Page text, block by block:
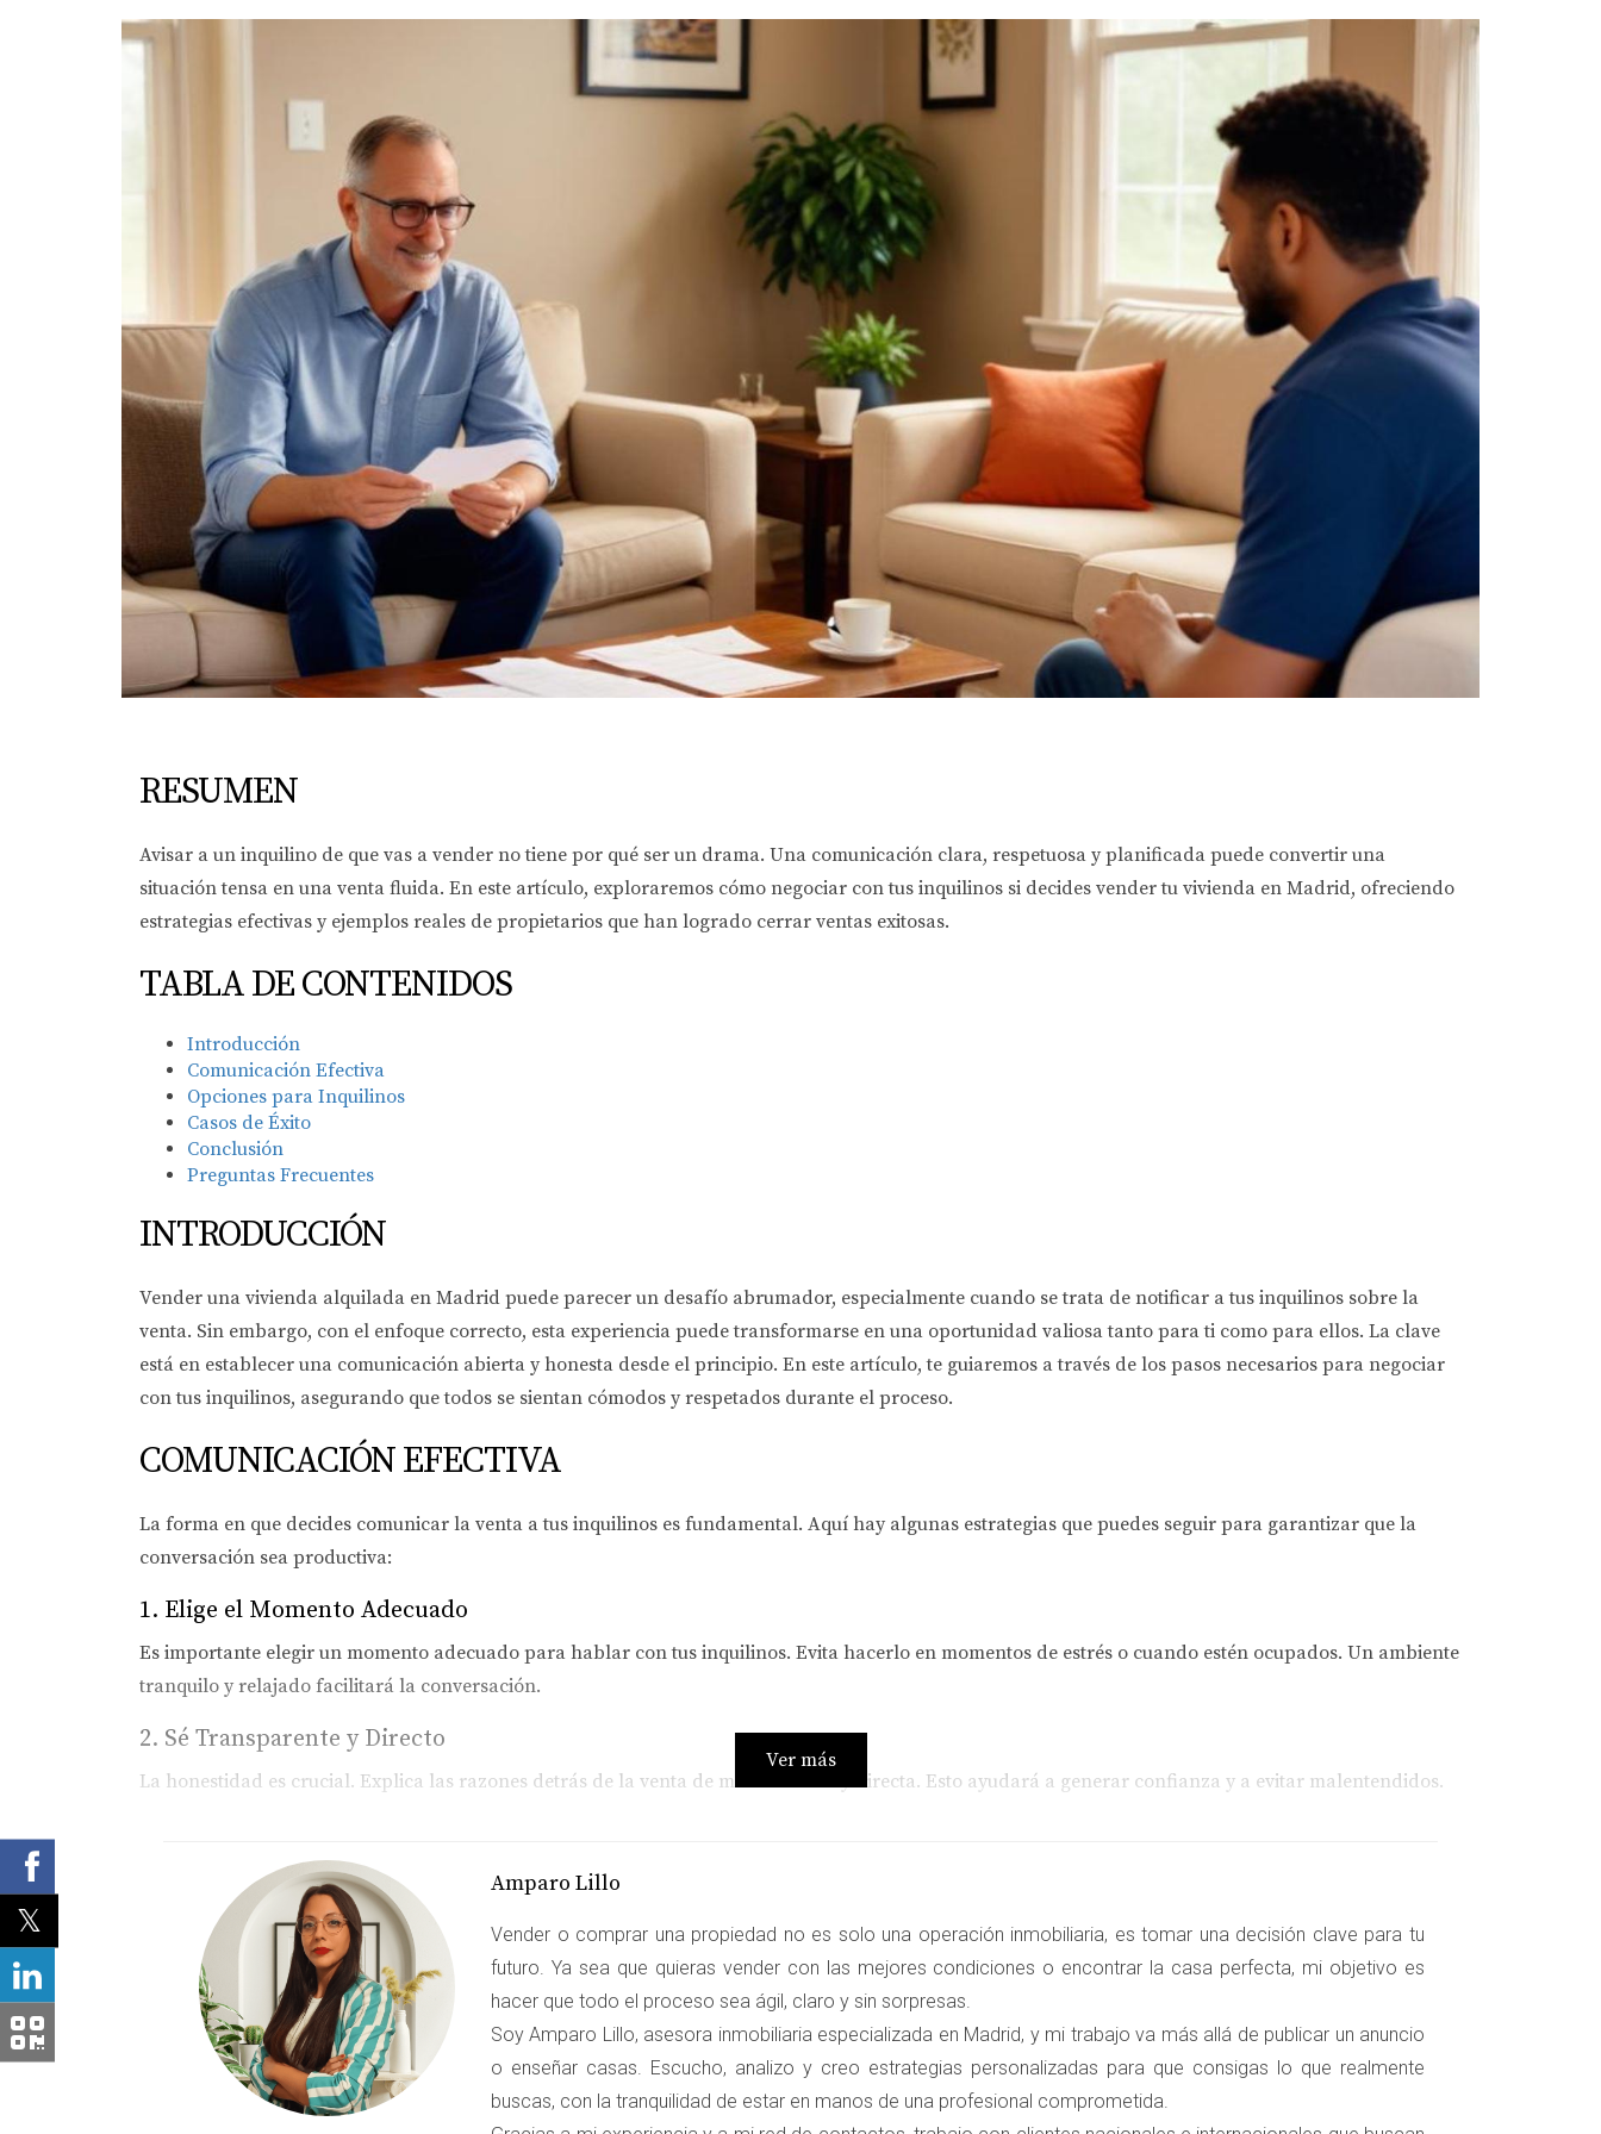
RESUMEN
Avisar a un inquilino de que vas a vender no tiene por qué ser un drama. Una comunicación clara, respetuosa y planificada puede convertir una
situación tensa en una venta fluida. En este artículo, exploraremos cómo negociar con tus inquilinos si decides vender tu vivienda en Madrid, ofreciendo
estrategias efectivas y ejemplos reales de propietarios que han logrado cerrar ventas exitosas.
TABLA DE CONTENIDOS
Introducción
Comunicación Efectiva
Opciones para Inquilinos
Casos de Éxito
Conclusión
Preguntas Frecuentes
INTRODUCCIÓN
Vender una vivienda alquilada en Madrid puede parecer un desafío abrumador, especialmente cuando se trata de notificar a tus inquilinos sobre la
venta. Sin embargo, con el enfoque correcto, esta experiencia puede transformarse en una oportunidad valiosa tanto para ti como para ellos. La clave
está en establecer una comunicación abierta y honesta desde el principio. En este artículo, te guiaremos a través de los pasos necesarios para negociar
con tus inquilinos, asegurando que todos se sientan cómodos y respetados durante el proceso.
COMUNICACIÓN EFECTIVA
La forma en que decides comunicar la venta a tus inquilinos es fundamental. Aquí hay algunas estrategias que puedes seguir para garantizar que la
conversación sea productiva:
1. Elige el Momento Adecuado
Es importante elegir un momento adecuado para hablar con tus inquilinos. Evita hacerlo en momentos de estrés o cuando estén ocupados. Un ambiente
tranquilo y relajado facilitará la conversación.
2. Sé Transparente y Directo
La honestidad es crucial. Explica las razones detrás de la venta de manera clara y directa. Esto ayudará a generar confianza y a evitar malentendidos.
Permite que tus inquilinos expresen sus inquietudes y preguntas. Escuchar activamente no solo muestra respeto, sino que también puede ayudarte a
encontrar soluciones adecuadas.
"La comunicación abierta transforma tensiones en oportunidades."
OPCIONES PARA INQUILINOS
Ofrecer opciones a tus inquilinos puede hacer que la transición sea más fácil para todos. Aquí hay algunas alternativas que podrías considerar:
Ver más
Amparo Lillo
Vender o comprar una propiedad no es solo una operación inmobiliaria, es tomar una decisión clave para tu
futuro. Ya sea que quieras vender con las mejores condiciones o encontrar la casa perfecta, mi objetivo es
hacer que todo el proceso sea ágil, claro y sin sorpresas.
Soy Amparo Lillo, asesora inmobiliaria especializada en Madrid, y mi trabajo va más allá de publicar un anuncio
o enseñar casas. Escucho, analizo y creo estrategias personalizadas para que consigas lo que realmente
buscas, con la tranquilidad de estar en manos de una profesional comprometida.